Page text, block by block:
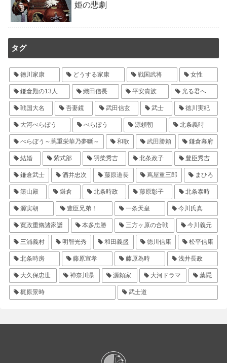
姫の悲劇
タグ
徳川家康 どうする家康 戦国武将 女性
鎌倉殿の13人 織田信長 平安貴族 光る君へ
戦国大名 吾妻鏡 武田信玄 武士 徳川実紀
大河べらぼう べらぼう 源頼朝 北条義時
べらぼう～蔦重栄華乃夢噺～ 和歌 武田勝頼 鎌倉幕府
結婚 紫式部 羽柴秀吉 北条政子 豊臣秀吉
鎌倉武士 酒井忠次 藤原道長 蔦屋重三郎 まひろ
築山殿 鎌倉 北条時政 藤原彰子 北条泰時
源実朝 豊臣兄弟！ 一条天皇 今川氏真
寛政重脩諸家譜 本多忠勝 三方ヶ原の合戦 今川義元
三浦義村 明智光秀 和田義盛 徳川信康 松平信康
北条時房 藤原宣孝 藤原為時 浅井長政
大久保忠世 神奈川県 源頼家 大河ドラマ 葉隠
梶原景時 武士道